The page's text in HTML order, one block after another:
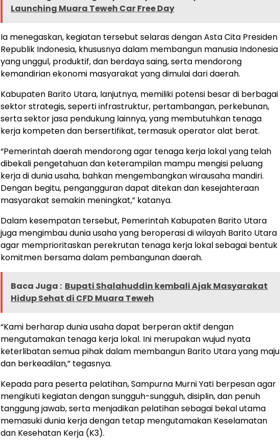
Launching Muara Teweh Car Free Day
Ia menegaskan, kegiatan tersebut selaras dengan Asta Cita Presiden
Republik Indonesia, khususnya dalam membangun manusia Indonesia
yang unggul, produktif, dan berdaya saing, serta mendorong
kemandirian ekonomi masyarakat yang dimulai dari daerah.
Kabupaten Barito Utara, lanjutnya, memiliki potensi besar di berbagai
sektor strategis, seperti infrastruktur, pertambangan, perkebunan,
serta sektor jasa pendukung lainnya, yang membutuhkan tenaga
kerja kompeten dan bersertifikat, termasuk operator alat berat.
“Pemerintah daerah mendorong agar tenaga kerja lokal yang telah
dibekali pengetahuan dan keterampilan mampu mengisi peluang
kerja di dunia usaha, bahkan mengembangkan wirausaha mandiri.
Dengan begitu, pengangguran dapat ditekan dan kesejahteraan
masyarakat semakin meningkat,” katanya.
Dalam kesempatan tersebut, Pemerintah Kabupaten Barito Utara
juga mengimbau dunia usaha yang beroperasi di wilayah Barito Utara
agar memprioritaskan perekrutan tenaga kerja lokal sebagai bentuk
komitmen bersama dalam pembangunan daerah.
Baca Juga : Bupati Shalahuddin kembali Ajak Masyarakat
Hidup Sehat di CFD Muara Teweh
“Kami berharap dunia usaha dapat berperan aktif dengan
mengutamakan tenaga kerja lokal. Ini merupakan wujud nyata
keterlibatan semua pihak dalam membangun Barito Utara yang maju
dan berkeadilan,” tegasnya.
Kepada para peserta pelatihan, Sampurna Murni Yati berpesan agar
mengikuti kegiatan dengan sungguh-sungguh, disiplin, dan penuh
tanggung jawab, serta menjadikan pelatihan sebagai bekal utama
memasuki dunia kerja dengan tetap mengutamakan Keselamatan
dan Kesehatan Kerja (K3).